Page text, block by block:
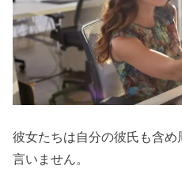
彼女たちは自分の彼氏も含
言いません。